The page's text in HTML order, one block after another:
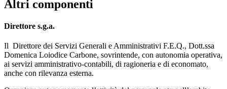
Altri componenti
Direttore s.g.a.
Il Direttore dei Servizi Generali e Amministrativi F.E.Q., Dott.ssa
Domenica Loiodice Carbone, sovrintende, con autonomia operativa,
ai servizi amministrativo-contabili, di ragioneria e di economato,
anche con rilevanza esterna.